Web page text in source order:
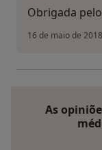
Obrigada
16 de maio de 2018
As